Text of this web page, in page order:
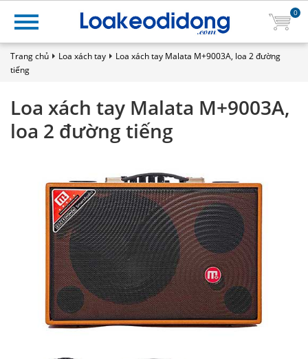
0
Trang chủ Loa xách tay
Loa xách tay Malata M+9003A, loa 2 đường
tiếng
Loa xách tay Malata M+9003A,
loa 2 đường tiếng